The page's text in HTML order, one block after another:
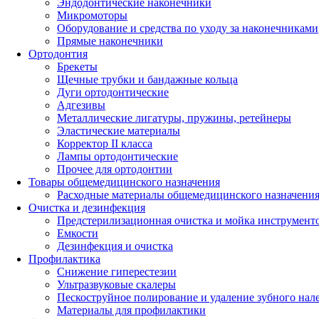
Микромоторы
Оборудование и средства по уходу за наконечниками
Прямые наконечники
Ортодонтия
Брекеты
Щечные трубки и бандажные кольца
Дуги ортодонтические
Адгезивы
Металлические лигатуры, пружины, ретейнеры
Эластические материалы
Корректор II класса
Лампы ортодонтические
Прочее для ортодонтии
Товары общемедицинского назначения
Расходные материалы общемедицинского назначения
Очистка и дезинфекция
Предстерилизационная очистка и мойка
Емкости
Дезинфекция и очистка
Профилактика
Снижение гиперестезии
Ультразвуковые скалеры
Пескоструйное полирование и удаление зубного
Материалы для профилактики